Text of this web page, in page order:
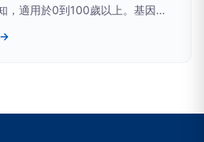
，適用於0到100歲以上。基因與
天翻轉；打造長壽體質，就從
始。【更多健康資訊一次滿足！
→